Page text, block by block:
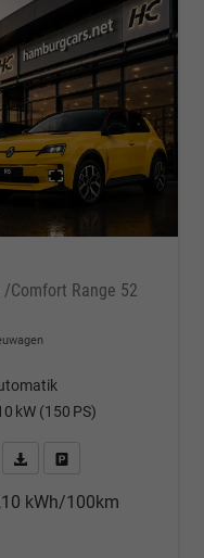
Comfort Range 52
kW (150 PS)
& Angebot anfordern
PDF-Datei, Fahrzeugexposé
kWh/100km